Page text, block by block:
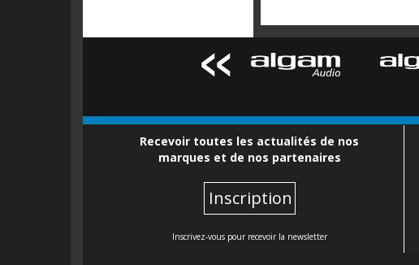
Recevoir toutes les actualités de nos
marques et de nos partenaires
Inscription
Inscrivez-vous pour recevoir la newsletter